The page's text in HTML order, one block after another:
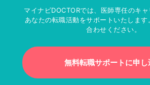
マイナビDOCTORでは、医師専任のキ
あなたの転職活動をサポートいたしま
合わせください。
無料転職サポートに申し